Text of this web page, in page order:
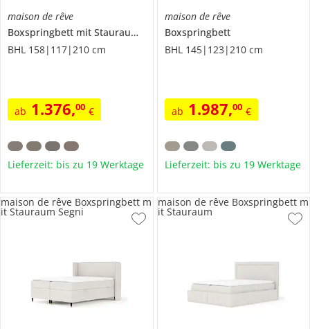
maison de rêve
Boxspringbett mit Stauraum
Segni
BHL 158|117|210 cm
ab 1.376,00 €
Lieferzeit: bis zu 19 Werktage
maison de rêve
Boxspringbett
BHL 145|123|210 cm
ab 1.987,00 €
Lieferzeit: bis zu 19 Werktage
maison de rêve Boxspringbett m
it Stauraum Segni
maison de rêve Boxspringbett m
it Stauraum